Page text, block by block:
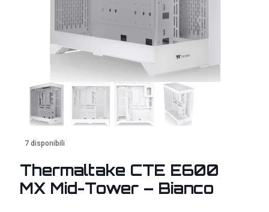
7 disponibili
Thermaltake CTE E600
MX Mid-Tower – Bianco